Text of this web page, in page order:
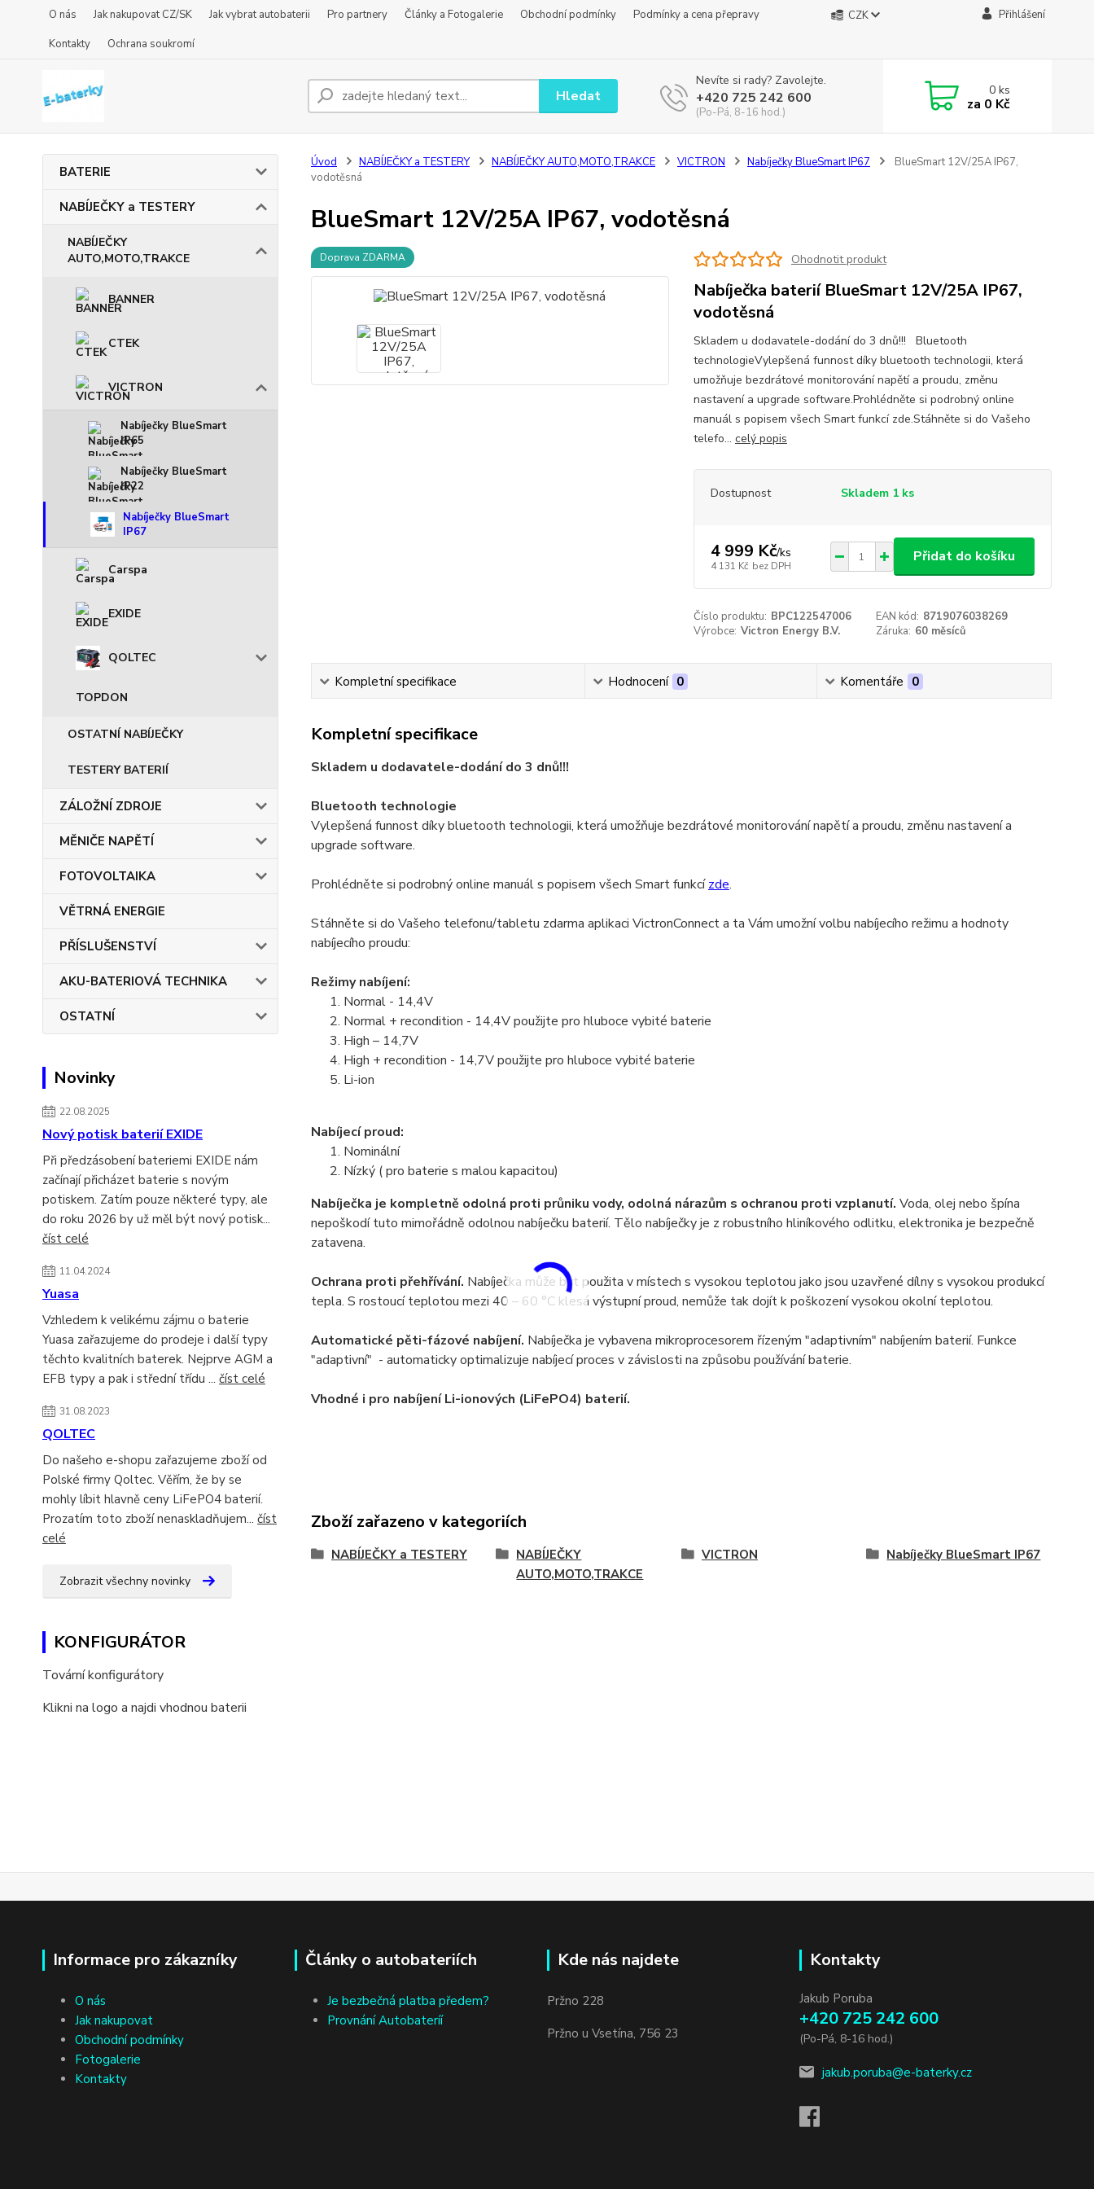
O nás Jak nakupovat CZ/SK Jak vybrat autobaterii Pro partnery Články a Fotogalerie Obchodní podmínky
Podmínky a cena přepravy
Kontakty
Ochrana soukromí
CZK Přihlášení
Hledat
Nevíte si rady? Zavolejte.
+420 725 242 600
(Po-Pá, 8-16 hod.)
0ks
za 0 Kč
BATERIE
NABÍJEČKY a TESTERY
NABÍJEČKY
AUTO,MOTO,TRAKCE
BANNER
CTEK
VICTRON
Nabíječky BlueSmart
IP65
Nabíječky BlueSmart
IP22
Nabíječky BlueSmart
IP67
Carspa
EXIDE
QOLTEC
TOPDON
OSTATNÍ NABÍJEČKY
TESTERY BATERIÍ
ZÁLOŽNÍ ZDROJE
MĚNIČE NAPĚTÍ
FOTOVOLTAIKA
VĚTRNÁ ENERGIE
PŘÍSLUŠENSTVÍ
AKU-BATERIOVÁ TECHNIKA
OSTATNÍ
Novinky
22.08.2025
Nový potisk baterií EXIDE
Při předzásobení bateriemi EXIDE nám
začínají přicházet baterie s novým
potiskem. Zatím pouze některé typy, ale
do roku 2026 by už měl být nový potisk...
číst celé
11.04.2024
Yuasa
Vzhledem k velikému zájmu o baterie
Yuasa zařazujeme do prodeje i další typy
těchto kvalitních baterek. Nejprve AGM a
EFB typy a pak i střední třídu ... číst celé
31.08.2023
QOLTEC
Do našeho e-shopu zařazujeme zboží od
Polské firmy Qoltec. Věřím, že by se
mohly líbit hlavně ceny LiFePO4 baterií.
Prozatím toto zboží nenaskladňujem... číst
celé
Zobrazit všechny novinky
KONFIGURÁTOR
Tovární konfigurátory
Klikni na logo a najdi vhodnou baterii
Úvod NABÍJEČKY a TESTERY NABÍJEČKY AUTO,MOTO,TRAKCE VICTRON Nabíječky BlueSmart IP67
BlueSmart 12V/25A IP67,
vodotěsná
BlueSmart 12V/25A IP67, vodotěsná
Doprava ZDARMA Ohodnotit produkt
Nabíječka baterií BlueSmart 12V/25A IP67,
vodotěsná
Skladem u dodavatele-dodání do 3 dnů!!! Bluetooth
technologieVylepšená funnost díky bluetooth technologii, která
umožňuje bezdrátové monitorování napětí a proudu, změnu
nastavení a upgrade software.Prohlédněte si podrobný online
manuál s popisem všech Smart funkcí zde.Stáhněte si do Vašeho
telefo... celý popis
Dostupnost Skladem 1 ks
4 999 Kč/ks
4 131 Kč bez DPH
Přidat do košíku
Číslo produktu: BPC122547006 EAN kód: 8719076038269
Výrobce: Victron Energy B.V. Záruka: 60 měsíců
Kompletní specifikace Hodnocení 0 Komentáře 0
Kompletní specifikace
Skladem u dodavatele-dodání do 3 dnů!!!
Bluetooth technologie
Vylepšená funnost díky bluetooth technologii, která umožňuje bezdrátové monitorování napětí a proudu, změnu nastavení a
upgrade software.
Prohlédněte si podrobný online manuál s popisem všech Smart funkcízde.
Stáhněte si do Vašeho telefonu/tabletu zdarma aplikaci VictronConnect a ta Vám umožní volbu nabíjecího režimu a hodnoty
nabíjecího proudu:
Režimy nabíjení:
Normal - 14,4V
Normal + recondition - 14,4V použijte pro hluboce vybité baterie
High – 14,7V
High + recondition - 14,7V použijte pro hluboce vybité baterie
Li-ion
Nabíjecí proud:
Nominální
Nízký ( pro baterie s malou kapacitou)
Nabíječka je kompletně odolná proti průniku vody, odolná nárazům s ochranou proti vzplanutí. Voda, olej nebo špína
nepoškodí tuto mimořádně odolnou nabíječku baterií. Tělo nabíječky je z robustního hliníkového odlitku, elektronika je bezpečně
zatavena.
Ochrana proti přehřívání. Nabíječka může být použita v místech s vysokou teplotou jako jsou uzavřené dílny s vysokou produkcí
tepla. S rostoucí teplotou mezi 40 – 60 °C klesá výstupní proud, nemůže tak dojít k poškození vysokou okolní teplotou.
Automatické pěti-fázové nabíjení. Nabíječka je vybavena mikroprocesorem řízeným "adaptivním" nabíjením baterií. Funkce
"adaptivní" - automaticky optimalizuje nabíjecí proces v závislosti na způsobu používání baterie.
Vhodné i pro nabíjení Li-ionových (LiFePO4) baterií.
Zboží zařazeno v kategoriích
NABÍJEČKY a TESTERY
NABÍJEČKY
AUTO,MOTO,TRAKCE
VICTRON Nabíječky BlueSmart IP67
Informace pro zákazníky
O nás
Jak nakupovat
Obchodní podmínky
Fotogalerie
Kontakty
Články o autobateriích
Je bezbečná platba předem?
Provnání Autobateríí
Kde nás najdete
Pržno 228
Pržno u Vsetína, 756 23
Kontakty
Jakub Poruba
+420 725 242 600
(Po-Pá, 8-16 hod.)
jakub.poruba@e-baterky.cz